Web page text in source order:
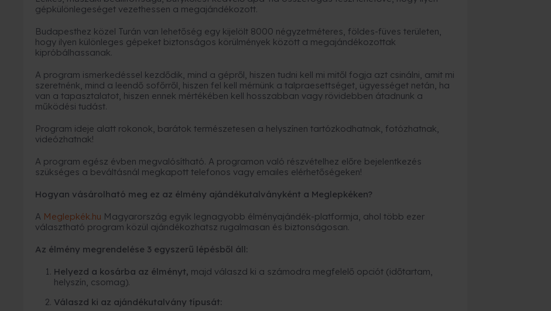
gépkülönlegeséget vezethessen a megajándékozott.
Budapesthez közel Turán van lehetőség egy kijelölt 8000 négyzetméteres, földes-füves területen,
hogy ilyen különleges gépeket biztonságos körülmények között a megajándékozottak
kipróbálhassanak.
A program ismerkedéssel kezdődik, mind a gépről, hiszen tudni kell mi mitől fogja azt csinálni, amit mi
szeretnénk, mind a leendő sofőrről, hiszen fel kell mérnünk a talpraesettséget, ügyességet netán, ha
van a tapasztalatot, hiszen ennek mértékében kell hosszabban vagy rövidebben átadnunk a
működési tudást.
Program ideje alatt rokonok, barátok természetesen a helyszínen tartózkodhatnak, fotózhatnak,
videózhatnak!
A program egész évben megvalósítható. A programon való részvételhez előre bejelentkezés
szükséges a beváltásnál megkapott telefonos vagy emailes elérhetőségeken!
Hogyan vásárolható meg ez az élmény ajándékutalványként a Meglepkéken?
A Meglepkék.hu Magyarország egyik legnagyobb élményajándék-platformja, ahol több ezer
választható program közül ajándékozhatsz rugalmasan és biztonságosan.
Az élmény megrendelése 3 egyszerű lépésből áll:
Helyezd a kosárba az élményt, majd válaszd ki a számodra megfelelő opciót (időtartam,
helyszín, csomag).
Válaszd ki az ajándékutalvány típusát: